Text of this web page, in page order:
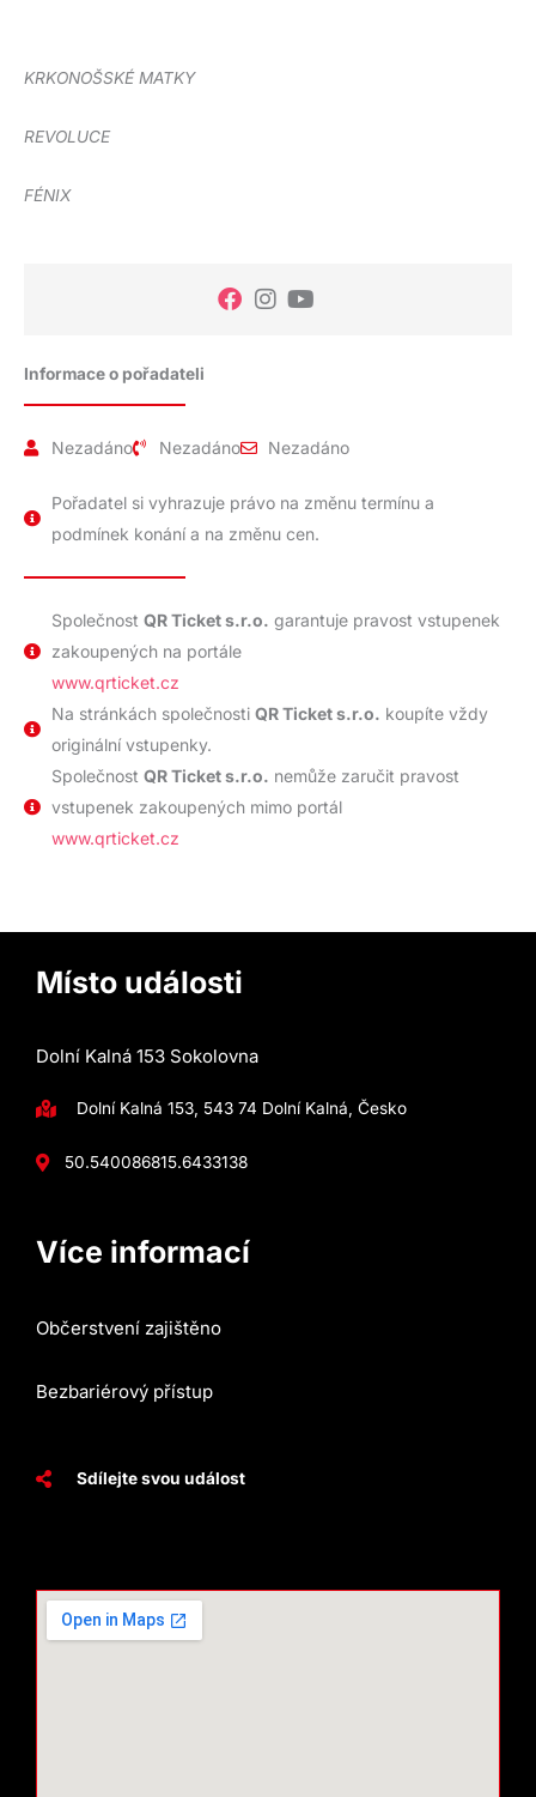
KRKONOŠSKÉ MATKY
REVOLUCE
FÉNIX
Informace o pořadateli
Nezadáno Nezadáno Nezadáno
Pořadatel si vyhrazuje právo na změnu termínu a
podmínek konání a na změnu cen.
Společnost QR Ticket s.r.o. garantuje pravost vstupenek
zakoupených na portále
www.qrticket.cz
Na stránkách společnosti QR Ticket s.r.o. koupíte vždy
originální vstupenky.
Společnost QR Ticket s.r.o. nemůže zaručit pravost
vstupenek zakoupených mimo portál
www.qrticket.cz
Místo události
Dolní Kalná 153 Sokolovna
Dolní Kalná 153, 543 74 Dolní Kalná, Česko
50.540086815.6433138
Více informací
Občerstvení zajištěno
Bezbariérový přístup
Sdílejte svou událost